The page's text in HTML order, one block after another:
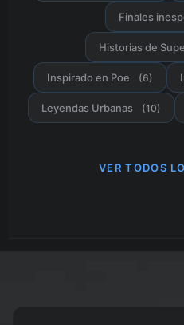
Finales
Historias de
Inspirado en Poe (6)
Leyendas Urbanas (10)
VER TODOS